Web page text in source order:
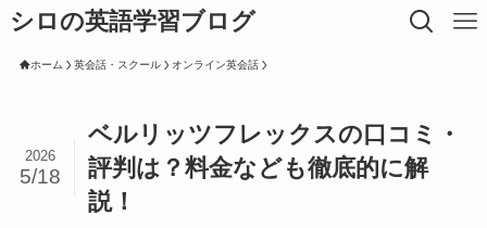
シロの英語学習ブログ
ホーム 英会話・スクール オンライン英会話
ベルリッツフレックスの口コミ・
評判は？料金なども徹底的に解
説！
2026
5/18